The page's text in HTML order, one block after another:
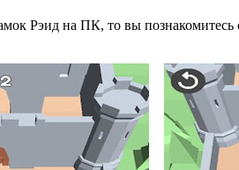
Рэид на ПК, то вы